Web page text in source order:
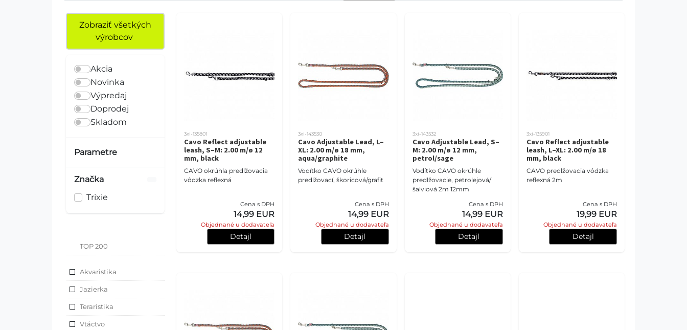
Zobraziť všetkých
výrobcov
Akcia
Novinka
Výpredaj
Doprodej
Skladom
Parametre
Značka
Trixie
TOP 200
Akvaristika
Jazierka
Teraristika
Vtáctvo
3xi-135801
Cavo Reflect adjustable
leash, S–M: 2.00 m/ø 12
mm, black
CAVO okrúhla predlžovacia
vôdzka reflexná
Cena s DPH
14,99 EUR
Objednané u dodavateľa
Detajl
3xi-143530
Cavo Adjustable Lead, L–
XL: 2.00 m/ø 18 mm,
aqua/graphite
Vodítko CAVO okrúhle
predlžovací, škoricová/grafit
Cena s DPH
14,99 EUR
Objednané u dodavateľa
Detajl
3xi-143532
Cavo Adjustable Lead, S–
M: 2.00 m/ø 12 mm,
petrol/sage
Vodítko CAVO okrúhle
predlžovacie, petrolejová/
šalviová 2m 12mm
Cena s DPH
14,99 EUR
Objednané u dodavateľa
Detajl
3xi-135901
Cavo Reflect adjustable
leash, L–XL: 2.00 m/ø 18
mm, black
CAVO predlžovacia vôdzka
reflexná 2m
Cena s DPH
19,99 EUR
Objednané u dodavateľa
Detajl